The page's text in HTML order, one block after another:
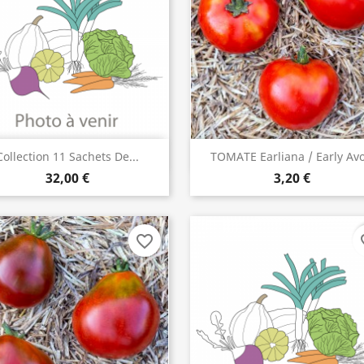
11 Sachets De...
32,00 €
 ACHETER TOMATE Earliana / Early
3,20 €
 ACHETER
favorite_border